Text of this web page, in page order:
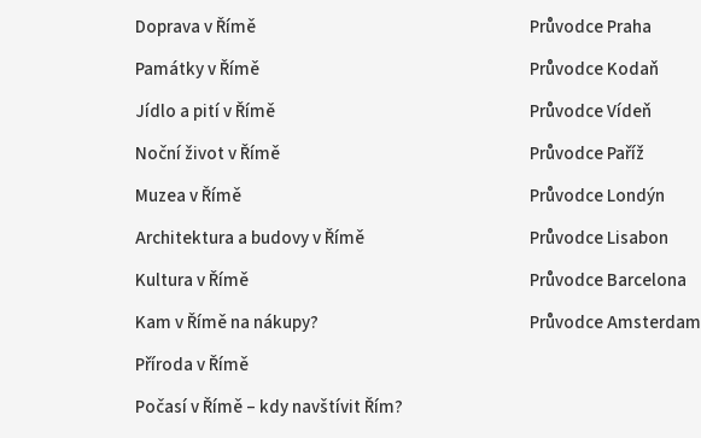
Doprava v Římě
Památky v Římě
Jídlo a pití v Římě
Noční život v Římě
Muzea v Římě
Architektura a budovy v Římě
Kultura v Římě
Kam v Římě na nákupy?
Příroda v Římě
Počasí v Římě – kdy navštívit Řím?
Průvodce Praha
Průvodce Kodaň
Průvodce Vídeň
Průvodce Paříž
Průvodce Londýn
Průvodce Lisabon
Průvodce Barcelona
Průvodce Amsterdam